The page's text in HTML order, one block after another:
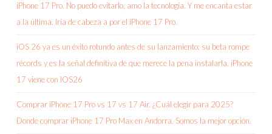
iPhone 17 Pro. No puedo evitarlo, amo la tecnología. Y me encanta estar
a la última. Iría de cabeza a por el iPhone 17 Pro.
iOS 26 ya es un éxito rotundo antes de su lanzamiento: su beta rompe
récords y es la señal definitiva de que merece la pena instalarla. iPhone
17 viene con IOS26
Comprar iPhone 17 Pro vs 17 vs 17 Air. ¿Cuál elegir para 2025?
Donde comprar iPhone 17 Pro Max en Andorra. Somos la mejor opción.